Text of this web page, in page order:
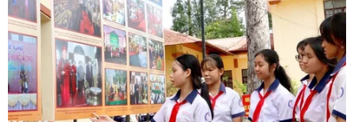
Tổng thống Mỹ Donald Trump (trái) bắt tay nhà lãnh đạo Triều
Tiên Kim Jong-un (phải) trong cuộc gặp ở làng đình chiến
Panmunjom tại Khu phi quân sự (DMZ) chiều 30/6/2019.
(Nguồn: Yonhap/TTXVN)
Ngày 30/6, Tổng thống Mỹ Donald Trump và Chủ